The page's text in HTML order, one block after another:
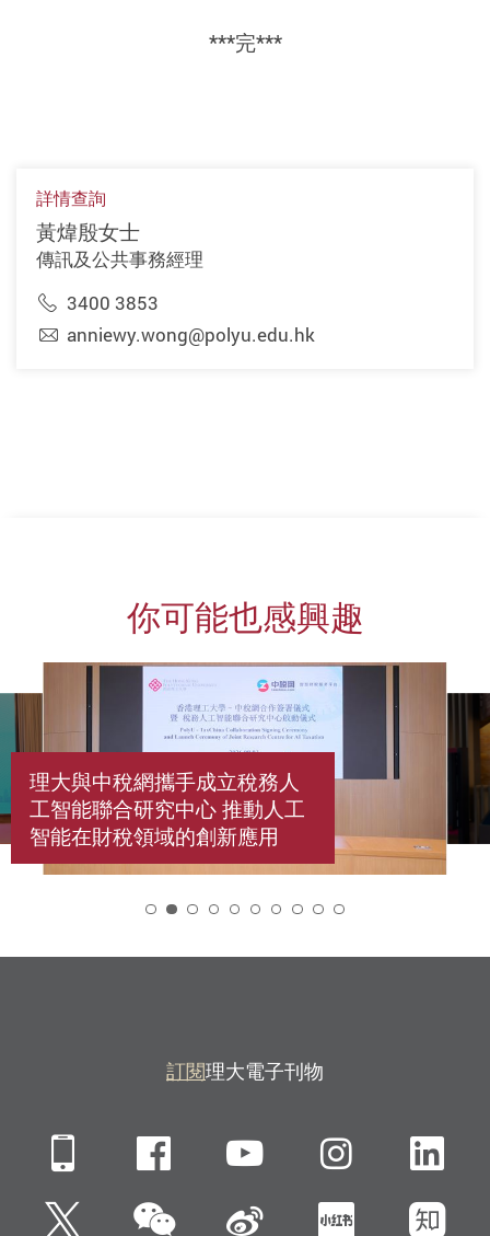
***完***
詳情查詢
黃煒殷女士
傳訊及公共事務經理
3400 3853
anniewy.wong@polyu.edu.hk
你可能也感興趣
理大與中稅網攜手成立稅務人
工智能聯合研究中心 推動人工
智能在財稅領域的創新應用
訂閱理大電子刊物
Mobile FacebookYouTube
Twitter微信 新浪微博小紅書知